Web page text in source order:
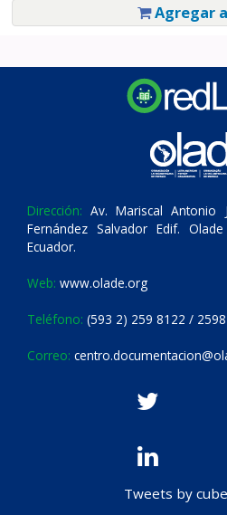
Agregar
Dirección: Av. Mariscal Antonio
Fernández Salvador Edif.
Ecuador.
Web: www.olade.org
Teléfono: (593 2) 259 8122 /
Correo:
Tweets by